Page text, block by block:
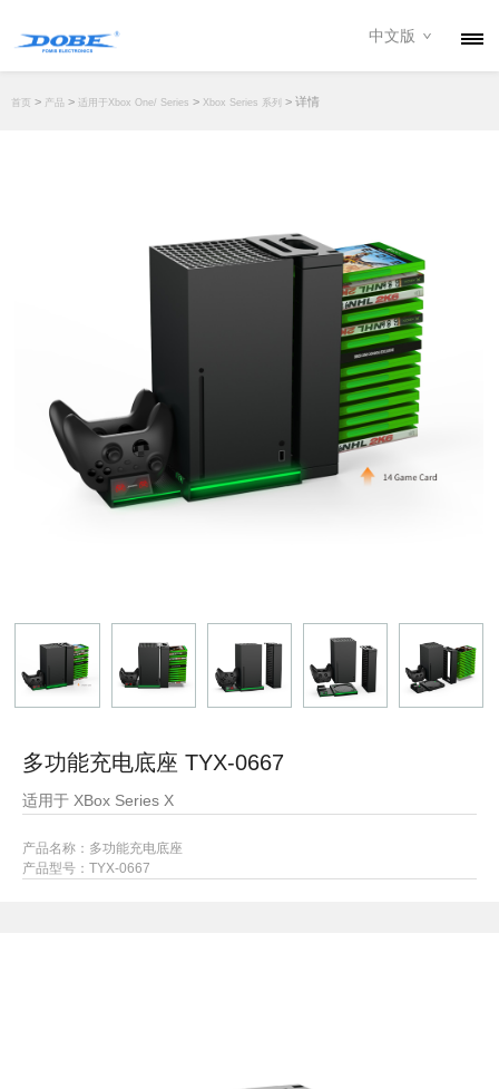
中文版
首页 > 产品 > 适用于Xbox One/ Series > Xbox Series 系列 > 详情
多功能充电底座 TYX-0667
适用于 XBox Series X
产品名称：多功能充电底座
产品型号： TYX-0667